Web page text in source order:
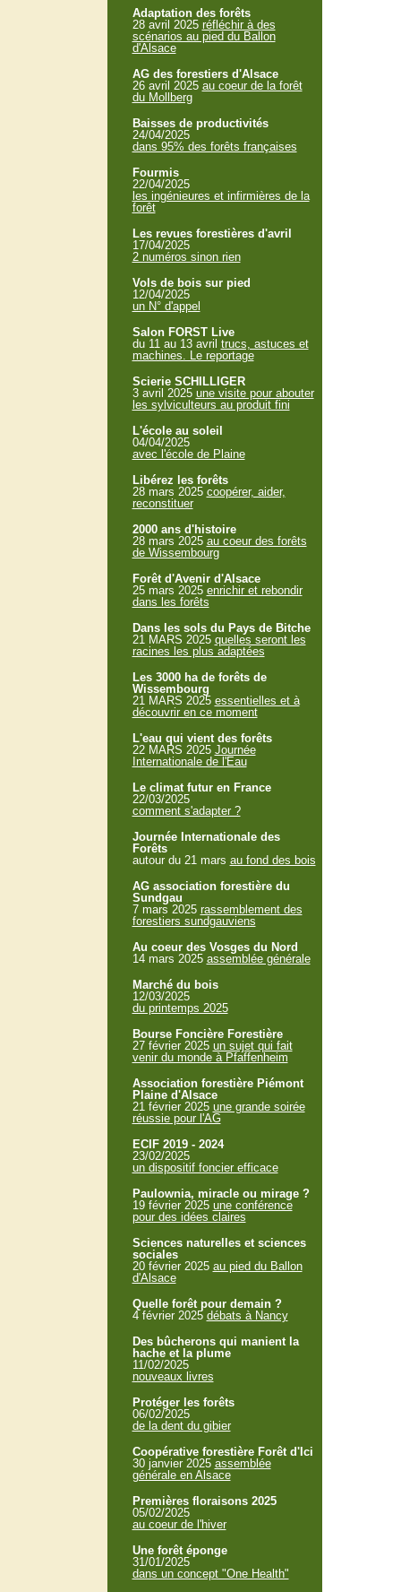
Adaptation des forêts
28 avril 2025 réfléchir à des
scénarios au pied du Ballon
d'Alsace
AG des forestiers d'Alsace
26 avril 2025 au coeur de la forêt
du Mollberg
Baisses de productivités
24/04/2025
dans 95% des forêts françaises
Fourmis
22/04/2025
les ingénieures et infirmières de la
forêt
Les revues forestières d'avril
17/04/2025
2 numéros sinon rien
Vols de bois sur pied
12/04/2025
un N° d'appel
Salon FORST Live
du 11 au 13 avril trucs, astuces et
machines. Le reportage
Scierie SCHILLIGER
3 avril 2025 une visite pour abouter
les sylviculteurs au produit fini
L'école au soleil
04/04/2025
avec l'école de Plaine
Libérez les forêts
28 mars 2025 coopérer, aider,
reconstituer
2000 ans d'histoire
28 mars 2025 au coeur des forêts
de Wissembourg
Forêt d'Avenir d'Alsace
25 mars 2025 enrichir et rebondir
dans les forêts
Dans les sols du Pays de Bitche
21 MARS 2025 quelles seront les
racines les plus adaptées
Les 3000 ha de forêts de
Wissembourg
21 MARS 2025 essentielles et à
découvrir en ce moment
L'eau qui vient des forêts
22 MARS 2025 Journée
Internationale de l'Eau
Le climat futur en France
22/03/2025
comment s'adapter ?
Journée Internationale des
Forêts
autour du 21 mars au fond des bois
AG association forestière du
Sundgau
7 mars 2025 rassemblement des
forestiers sundgauviens
Au coeur des Vosges du Nord
14 mars 2025 assemblée générale
Marché du bois
12/03/2025
du printemps 2025
Bourse Foncière Forestière
27 février 2025 un sujet qui fait
venir du monde à Pfaffenheim
Association forestière Piémont
Plaine d'Alsace
21 février 2025 une grande soirée
réussie pour l'AG
ECIF 2019 - 2024
23/02/2025
un dispositif foncier efficace
Paulownia, miracle ou mirage ?
19 février 2025 une conférence
pour des idées claires
Sciences naturelles et sciences
sociales
20 février 2025 au pied du Ballon
d'Alsace
Quelle forêt pour demain ?
4 février 2025 débats à Nancy
Des bûcherons qui manient la
hache et la plume
11/02/2025
nouveaux livres
Protéger les forêts
06/02/2025
de la dent du gibier
Coopérative forestière Forêt d'Ici
30 janvier 2025 assemblée
générale en Alsace
Premières floraisons 2025
05/02/2025
au coeur de l'hiver
Une forêt éponge
31/01/2025
dans un concept "One Health"